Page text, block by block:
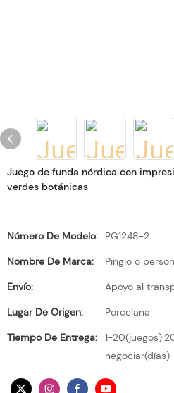
Juego de funda nórdica con
verdes botánicas
Número De Modelo:
PG1248-2
Nombre De Marca:
Pingio o
Envío:
Apoyo al
Lugar De Origen:
Porcelana
Tiempo De Entrega:
1-
negociar(días)